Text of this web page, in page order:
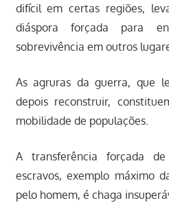
difícil em certas regiões,
diáspora forçada para
sobrevivência em outros
As agruras da guerra, que
depois reconstruir,
mobilidade de populações.
A transferência forçada
escravos, exemplo máximo
pelo homem, é chaga